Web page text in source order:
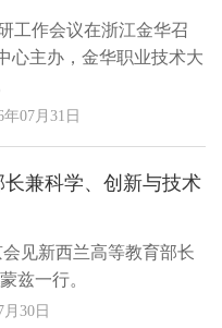
工作会议在浙江金华召
心主办，金华职业技术大
年07月31日
兼科学、创新与技术
见新西兰高等教育部长
兹一行。
月30日